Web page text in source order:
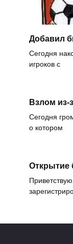
Добавил
Сегодня
игроков с
Взлом из-
Сегодня
о котором
Открытие